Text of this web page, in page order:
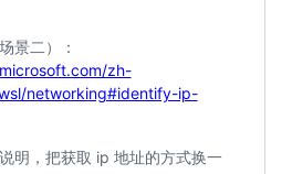
景二）：
zh-
networking#identify-ip-
明，把获取 ip 地址的方式换一